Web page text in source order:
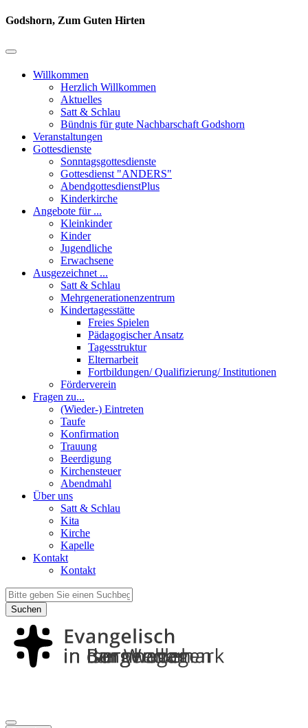
Godshorn, Zum Guten Hirten
Willkommen
Herzlich Willkommen
Aktuelles
Satt & Schlau
Bündnis für gute Nachbarschaft Godshorn
Veranstaltungen
Gottesdienste
Sonntagsgottesdienste
Gottesdienst "ANDERS"
AbendgottesdienstPlus
Kinderkirche
Angebote für ...
Kleinkinder
Kinder
Jugendliche
Erwachsene
Ausgezeichnet ...
Satt & Schlau
Mehrgenerationenzentrum
Kindertagesstätte
Freies Spielen
Pädagogischer Ansatz
Tagesstruktur
Elternarbeit
Fortbildungen/ Qualifizierung/ Institutionen
Förderverein
Fragen zu...
(Wieder-) Eintreten
Taufe
Konfirmation
Trauung
Beerdigung
Kirchensteuer
Abendmahl
Über uns
Satt & Schlau
Kita
Kirche
Kapelle
Kontakt
Kontakt
Suchen